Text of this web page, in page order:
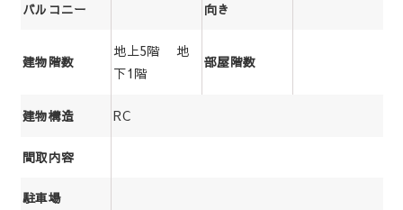
バルコニー 向き
建物階数
地上5階 地
下1階
部屋階数
建物構造 RC
間取内容
駐車場